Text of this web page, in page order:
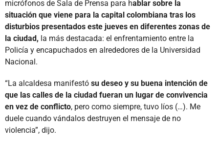
micrófonos de Sala de Prensa para hablar sobre la
situación que viene para la capital colombiana tras los
disturbios presentados este jueves en diferentes zonas de
la ciudad, la más destacada: el enfrentamiento entre la
Policía y encapuchados en alrededores de la Universidad
Nacional.
“La alcaldesa manifestó su deseo y su buena intención de
que las calles de la ciudad fueran un lugar de convivencia
en vez de conflicto, pero como siempre, tuvo líos (…). Me
duele cuando vándalos destruyen el mensaje de no
violencia”, dijo.